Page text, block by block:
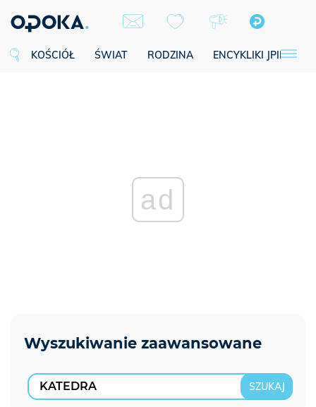
KOŚCIÓŁ ŚWIAT RODZINA ENCYKLIKI JPII
ad